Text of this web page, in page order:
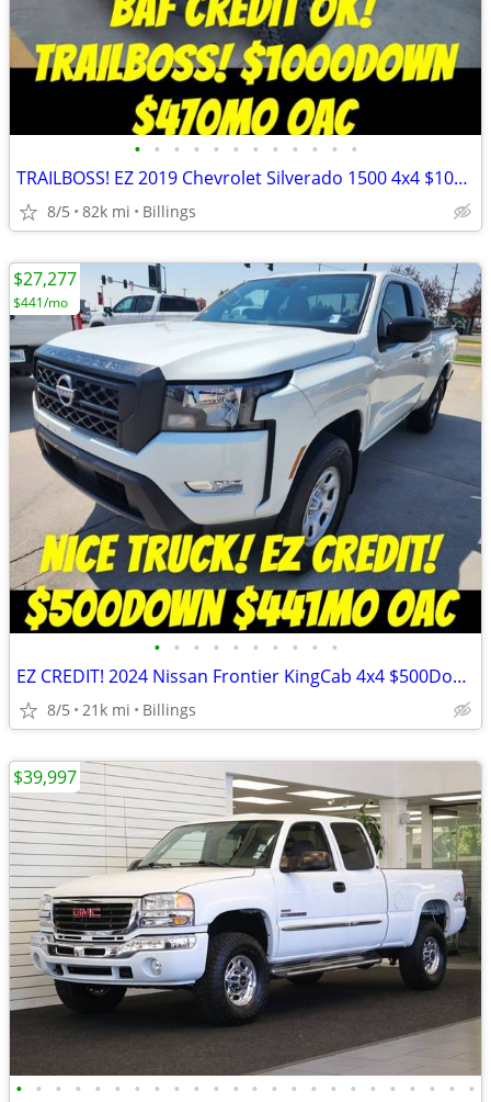
• • • • • • • • • • • •
TRAILBOSS! EZ 2019 Chevrolet Silverado 1500 4x4 $1000Down $470mo OAC
8/5 82k mi Billings
• • • • • • • • • •
EZ CREDIT! 2024 Nissan Frontier KingCab 4x4 $500Down $441/mo OAC
8/5 21k mi Billings
$27,277
$441/mo
• • • • • • • • • • • • • • • • • • • • • • • •
$39,997